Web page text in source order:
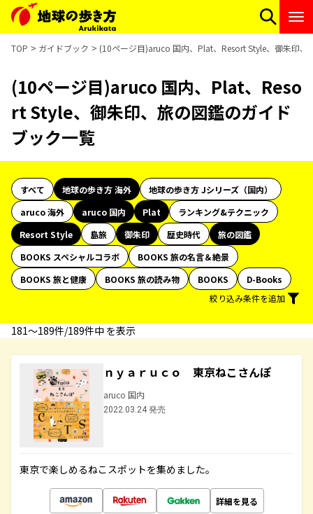
TOP ガイドブック (10ページ目)aruco 国内、Plat、Resort Style、御朱印、
(10ページ目)aruco 国内、Plat、Reso
rt Style、御朱印、旅の図鑑のガイド
ブック一覧
すべて 地球の歩き方 海外
地球の歩き方 Jシリーズ（国内）
aruco 海外
aruco 国内 Plat
ランキング&テクニック
Resort Style
島旅 御朱印 歴史時代
旅の図鑑
BOOKS スペシャルコラボ
BOOKS 旅の名言＆絶景
BOOKS 旅と健康
BOOKS 旅の読み物 BOOKS
D-Books
絞り込み条件を追加
181〜189件/189件中 を表示
ｎｙａｒｕｃｏ 東京ねこさんぽ
aruco 国内
2022.03.24 発売
東京で楽しめるねこスポットを集めました。
詳細を見る